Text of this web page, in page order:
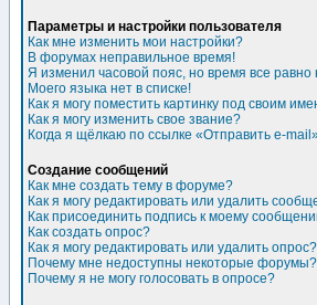
Параметры и настройки пользователя
Как мне изменить мои настройки?
В форумах неправильное время!
Я изменил часовой пояс, но время все равно
Моего языка нет в списке!
Как я могу поместить картинку под своим
Как я могу изменить свое звание?
Когда я щёлкаю по ссылке «Отправить e-
Создание сообщений
Как мне создать тему в форуме?
Как я могу редактировать или удалить
Как присоединить подпись к моему
Как создать опрос?
Как я могу редактировать или удалить опрос?
Почему мне недоступны некоторые форумы?
Почему я не могу голосовать в опросе?